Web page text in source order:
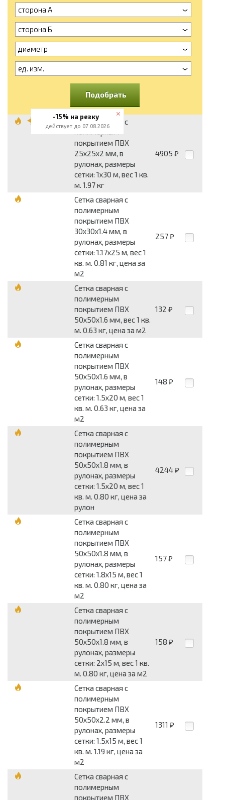
сторона А
сторона Б
диаметр
ед. изм.
Подобрать
Сетка сварная с
полимерным
покрытием ПВХ
25x25x2 мм, в
рулонах, размеры
сетки: 1x30 м, вес 1 кв.
м. 1.97 кг
4905 ₽
Сетка сварная с
полимерным
покрытием ПВХ
30x30x1.4 мм, в
рулонах, размеры
сетки: 1.17x25 м, вес 1
кв. м. 0.81 кг, цена за
м2
257 ₽
Сетка сварная с
полимерным
покрытием ПВХ
50x50x1.6 мм, вес 1 кв.
м. 0.63 кг, цена за м2
132 ₽
Сетка сварная с
полимерным
покрытием ПВХ
50x50x1.6 мм, в
рулонах, размеры
сетки: 1.5x20 м, вес 1
кв. м. 0.63 кг, цена за
м2
148 ₽
Сетка сварная с
полимерным
покрытием ПВХ
50x50x1.8 мм, в
рулонах, размеры
сетки: 1.5x20 м, вес 1
кв. м. 0.80 кг, цена за
рулон
4244 ₽
Сетка сварная с
полимерным
покрытием ПВХ
50x50x1.8 мм, в
рулонах, размеры
сетки: 1.8x15 м, вес 1
кв. м. 0.80 кг, цена за
м2
157 ₽
Сетка сварная с
полимерным
покрытием ПВХ
50x50x1.8 мм, в
рулонах, размеры
сетки: 2x15 м, вес 1 кв.
м. 0.80 кг, цена за м2
158 ₽
Сетка сварная с
полимерным
покрытием ПВХ
50x50x2.2 мм, в
рулонах, размеры
сетки: 1.5x15 м, вес 1
кв. м. 1.19 кг, цена за
м2
1311 ₽
Сетка сварная с
полимерным
покрытием ПВХ
-15% на резку
действует до 07.08.2026